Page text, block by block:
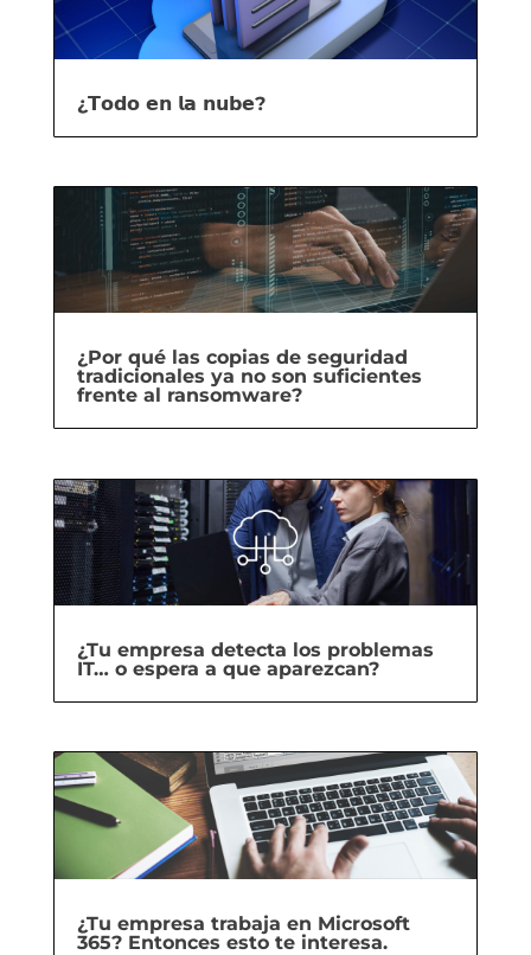
¿𝗧𝗼𝗱𝗼 𝗲𝗻 𝗹𝗮 𝗻𝘂𝗯𝗲?
¿Por qué las copias de seguridad
tradicionales ya no son suficientes
frente al ransomware?
¿Tu empresa detecta los problemas
IT… o espera a que aparezcan?
¿Tu empresa trabaja en Microsoft
365? Entonces esto te interesa.